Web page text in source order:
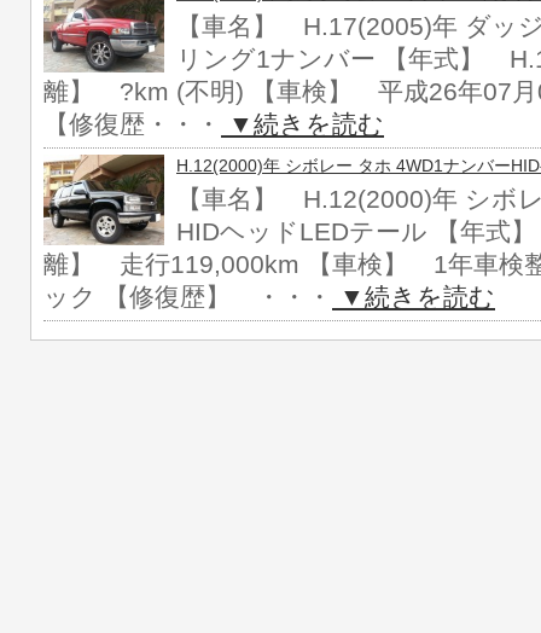
【車名】 H.17(2005)年 ダッ
リング1ナンバー 【年式】
離】 ?km (不明) 【車検】 平成26年07
【修復歴・・・
▼続きを読む
H.12(2000)年 シボレー タホ 4WD1ナンバー
【車名】 H.12(2000)年 シボ
HIDヘッドLEDテール 【年式
離】 走行119,000km 【車検】 1年車検
ック 【修復歴】 ・・・
▼続きを読む